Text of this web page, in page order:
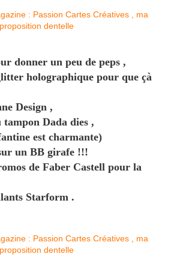
donner un peu de peps ,
holographique pour que çà
Design ,
tampon Dada dies ,
est charmante)
un BB girafe !!!
de Faber Castell pour la
Starform .